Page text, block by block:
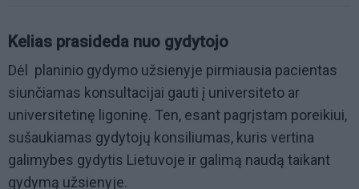
Kelias prasideda nuo gydytojo
Dėl planinio gydymo užsienyje pirmiausia pacientas
siunčiamas konsultacijai gauti į universiteto ar
universitetinę ligoninę. Ten, esant pagrįstam poreikiui,
sušaukiamas gydytojų konsiliumas, kuris vertina
galimybes gydytis Lietuvoje ir galimą naudą taikant
gydymą užsienyje.